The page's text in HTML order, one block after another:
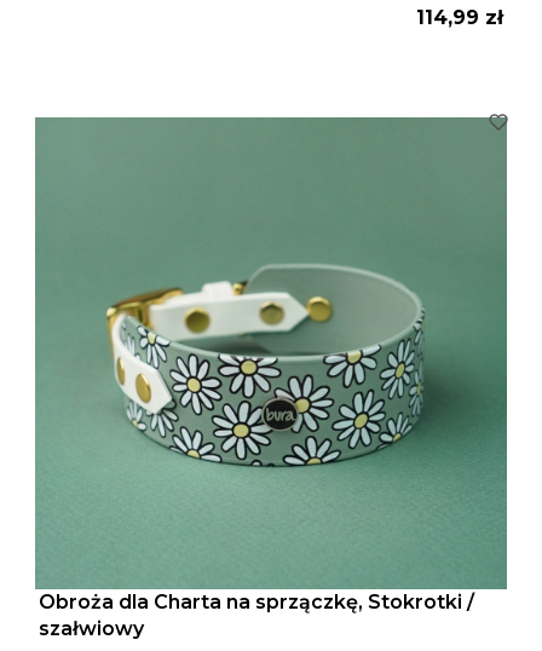
Cena
114,99 zł
Obroża dla Charta na sprzączkę, Stokrotki /
szałwiowy